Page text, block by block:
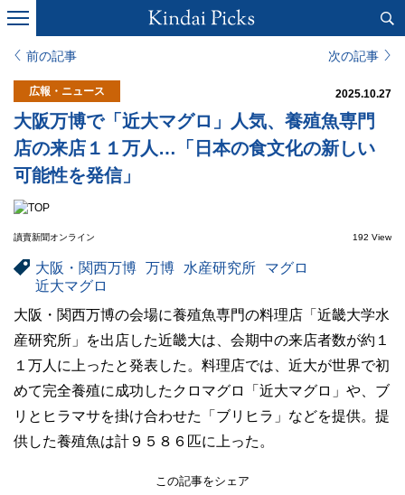
前の記事 次の記事
広報・ニュース 2025.10.27
大阪万博で「近大マグロ」人気、養殖魚専門
店の来店１１万人…「日本の食文化の新しい
可能性を発信」
讀賣新聞オンライン 192 View
大阪・関西万博 万博 水産研究所
マグロ
近大マグロ
大阪・関西万博の会場に養殖魚専門の料理店「近畿大学水
産研究所」を出店した近畿大は、会期中の来店者数が約１
１万人に上ったと発表した。料理店では、近大が世界で初
めて完全養殖に成功したクロマグロ「近大マグロ」や、ブ
リとヒラマサを掛け合わせた「ブリヒラ」などを提供。提
供した養殖魚は計９５８６匹に上った。
この記事をシェア